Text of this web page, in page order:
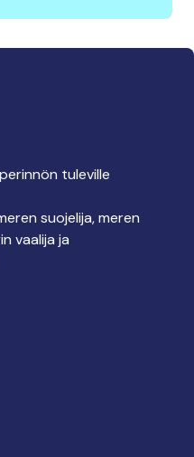
tuleville
suojelija, meren
vaalija ja